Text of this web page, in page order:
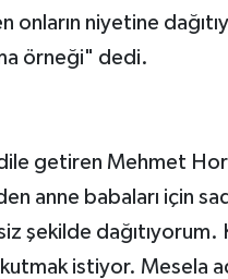
niyetine
örneği" dedi.
dile getiren Mehmet
anne babaları için
şekilde dağıtıyorum.
istiyor. Mesela